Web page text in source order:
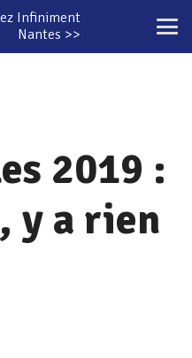
Infiniment
Nantes >>
2019 :
y a rien